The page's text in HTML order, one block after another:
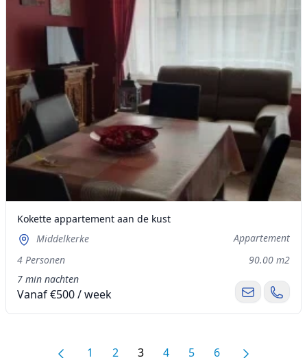
Kokette appartement aan de kust
Middelkerke
Appartement
4 Personen
90.00 m2
7 min nachten
Vanaf €500 / week
1 2 3 4 5 6